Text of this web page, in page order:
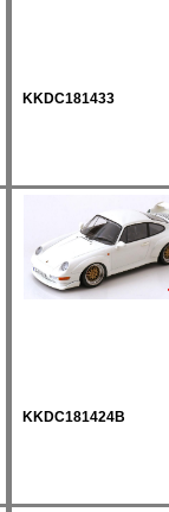
KKDC181433
KKDC181424B